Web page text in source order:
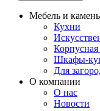
Мебель и камень
Кухни
Корпусная
Шкафы-
Для
О компании
О нас
Новости